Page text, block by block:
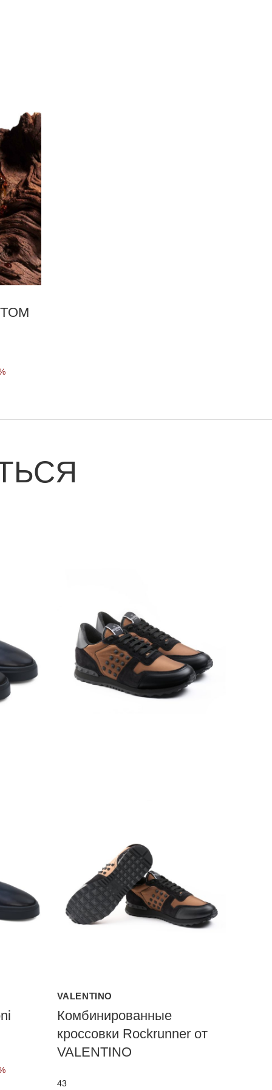
VALENTINO
Комбинированные
кроссовки Rockrunner от
VALENTINO
43